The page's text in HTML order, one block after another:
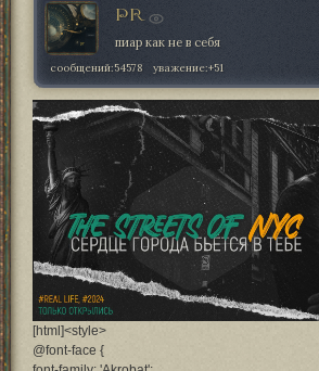
PR
пиар как не в себя
сообщений:54578 уважение:+51
[html]<style>
@font-face {